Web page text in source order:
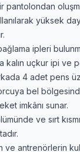
pantolondan
yüksek
ipleri
kalın uçkur ipi ve
4 adet pens
bel
imkânı sunar.
ve sırt
antrenörlerin